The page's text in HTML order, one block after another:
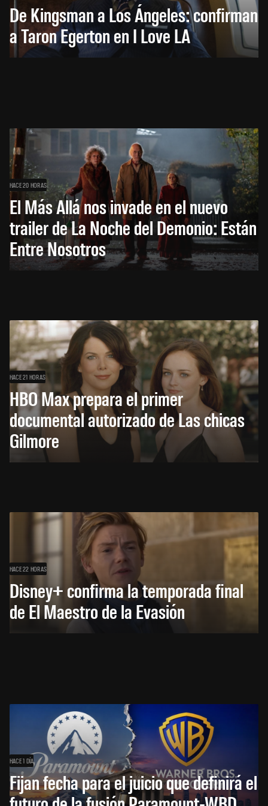
De Kingsman a Los Ángeles: confirman
a Taron Egerton en I Love LA
HACE 20 HORAS
El Más Allá nos invade en el nuevo
trailer de La Noche del Demonio: Están
Entre Nosotros
HACE 21 HORAS
HBO Max prepara el primer
documental autorizado de Las chicas
Gilmore
HACE 22 HORAS
Disney+ confirma la temporada final
de El Maestro de la Evasión
HACE 1 DÍA
Fijan fecha para el juicio que definirá el